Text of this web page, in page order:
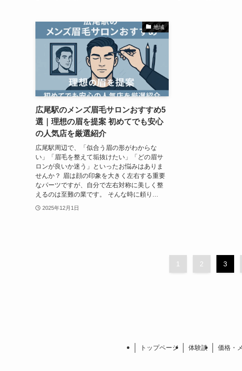
地域
広尾駅のメンズ眉毛サロンおすすめ5
選｜理想の眉を提案 初めてでも安心
の人気店を厳選紹介
広尾駅周辺で、「似合う眉の形がわからな
い」「眉毛を整えて垢抜けたい」「どの眉サ
ロンが良いか迷う」といったお悩みはありま
せんか？ 眉は顔の印象を大きく左右する重要
なパーツですが、自分で左右対称に美しく整
えるのは至難の業です。 そんな時に頼り...
2025年12月1日
1 2 3
トップページ 体験談 価格・